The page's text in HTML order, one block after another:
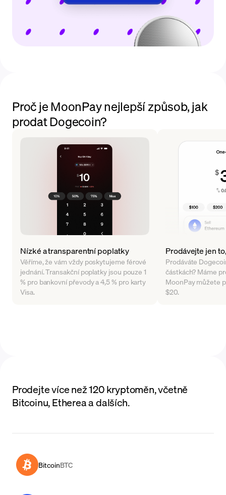
Proč je MoonPay nejlepší způsob, jak
prodat Dogecoin?
Nízké a transparentní poplatky
Věříme, že vám vždy poskytujeme férové
jednání. Transakční poplatky jsou pouze 1
% pro bankovní převody a 4,5 % pro karty
Visa.
Prodávejte jen
Prodáváte
částkách? Máme
MoonPay můžete
$20.
Prodejte více než 120 kryptoměn, včetně
Bitcoinu, Etherea a dalších.
BitcoinBTC